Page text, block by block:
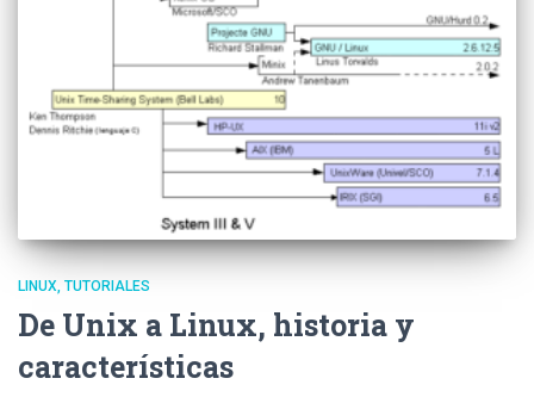
LINUX TUTORIALES
De Unix a Linux, historia y
características